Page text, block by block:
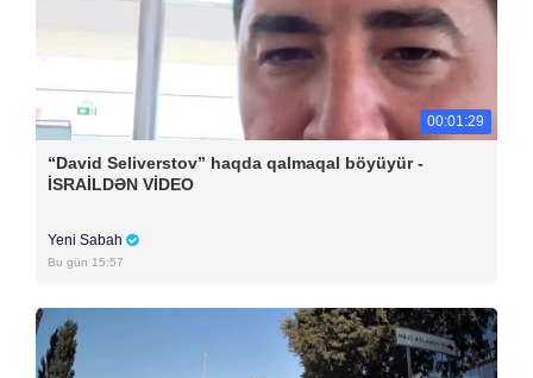
00:01:29
“David Seliverstov” haqda qalmaqal böyüyür -
İSRAİLDƏN VİDEO
Yeni Sabah
Bu gün 15:57